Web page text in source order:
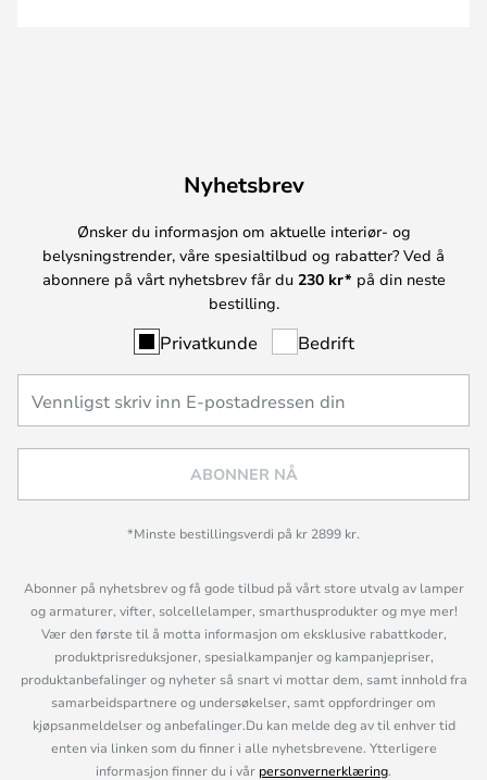
Nyhetsbrev
Ønsker du informasjon om aktuelle interiør- og
belysningstrender, våre spesialtilbud og rabatter? Ved å
abonnere på vårt nyhetsbrev får du 230 kr* på din neste
bestilling.
Privatkunde Bedrift
ABONNER NÅ
*Minste bestillingsverdi på kr 2899 kr.
Abonner på nyhetsbrev og få gode tilbud på vårt store utvalg av lamper
og armaturer, vifter, solcellelamper, smarthusprodukter og mye mer!
Vær den første til å motta informasjon om eksklusive rabattkoder,
produktprisreduksjoner, spesialkampanjer og kampanjepriser,
produktanbefalinger og nyheter så snart vi mottar dem, samt innhold fra
samarbeidspartnere og undersøkelser, samt oppfordringer om
kjøpsanmeldelser og anbefalinger.Du kan melde deg av til enhver tid
enten via linken som du finner i alle nyhetsbrevene. Ytterligere
informasjon finner du i vår personvernerklæring.